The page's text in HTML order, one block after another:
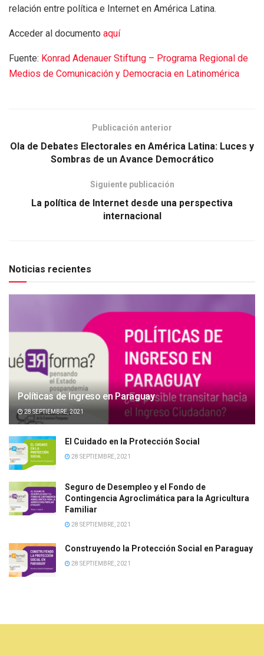
relación entre política e Internet en América Latina.
Acceder al documento aquí
Fuente: Konrad Adenauer Stiftung – Programa Regional de
Medios de Comunicación y Democracia en Latinomérica
Publicación anterior
Ola de Debates Electorales en América Latina: Luces y
Sombras de un Avance Democrático
Siguiente publicación
La política de Internet desde una perspectiva
internacional
Noticias recientes
Políticas de Ingreso en Paraguay
28 SEPTIEMBRE, 2021
El Cuidado en la Protección Social
28 SEPTIEMBRE, 2021
Seguro de Desempleo y el Fondo de
Contingencia Agroclimática para la Agricultura
Familiar
28 SEPTIEMBRE, 2021
Construyendo la Protección Social en Paraguay
28 SEPTIEMBRE, 2021